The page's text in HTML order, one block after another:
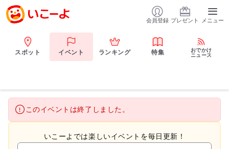
会員登録 プレゼント メニュー
スポット イベント ランキング 特集
おでかけ
ニュース
このイベントは終了しました。
いこーよでは楽しいイベントを毎日更新！